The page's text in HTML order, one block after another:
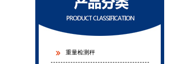
重量检测秤